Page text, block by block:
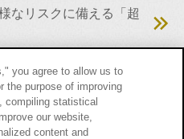
なリスクに備える「超
の歴史TOPへ
you agree to allow us to
the purpose of improving
compiling statistical
our website,
content and